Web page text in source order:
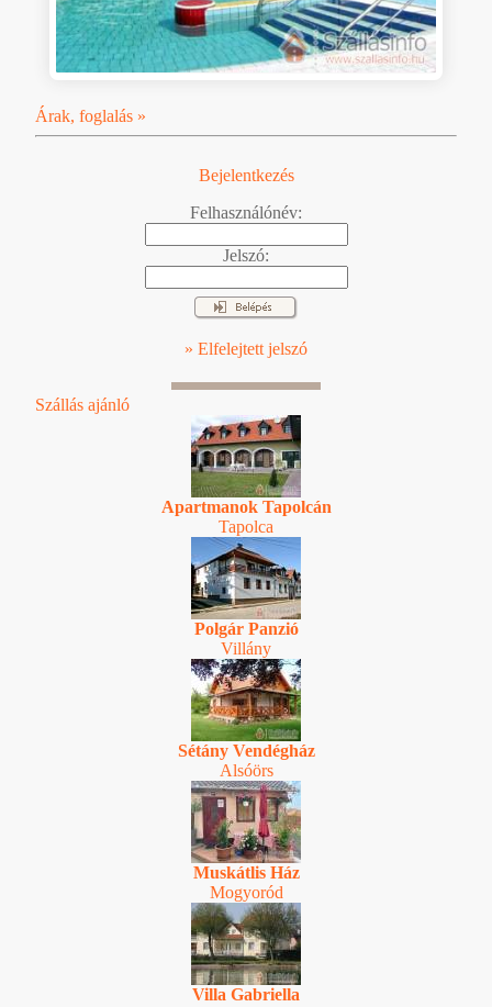
Árak, foglalás »
Bejelentkezés
Felhasználónév:
Jelszó:
» Elfelejtett jelszó
Szállás ajánló
Apartmanok Tapolcán
Tapolca
Polgár Panzió
Villány
Sétány Vendégház
Alsóörs
Muskátlis Ház
Mogyoród
Villa Gabriella